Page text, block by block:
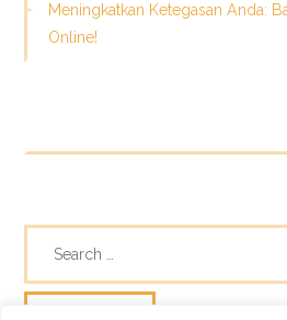
Meningkatkan Ketegasan Anda:
Online!